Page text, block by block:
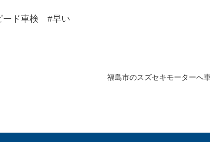
ド車検 #早い
福島市のスズセキモーターへ